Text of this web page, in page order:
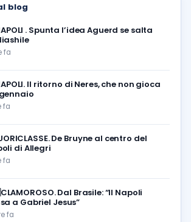
blog
. Spunta l’idea Aguerd se salta
fa
Il ritorno di Neres, che non gioca
fa
De Bruyne al centro del
di Allegri
fa
Dal Brasile: “Il Napoli
a Gabriel Jesus”
fa